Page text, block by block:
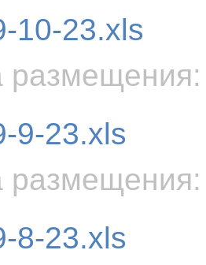
10-23.xls
размещения:
9-23.xls
размещения:
8-23.xls